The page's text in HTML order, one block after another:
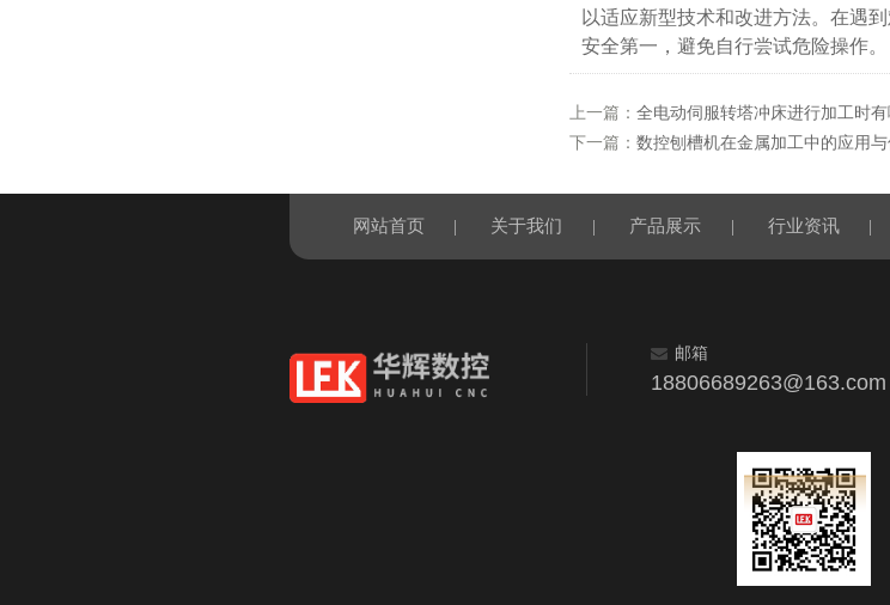
以适应新型技术和改进方法。在遇
安全第一，避免自行尝试危险操作。
上一篇： 全电动伺服转塔冲床进行加工时
下一篇： 数控刨槽机在金属加工中的应用
网站首页 | 关于我们 | 产品展示 | 行业资讯 |
邮箱
18806689263@163.com